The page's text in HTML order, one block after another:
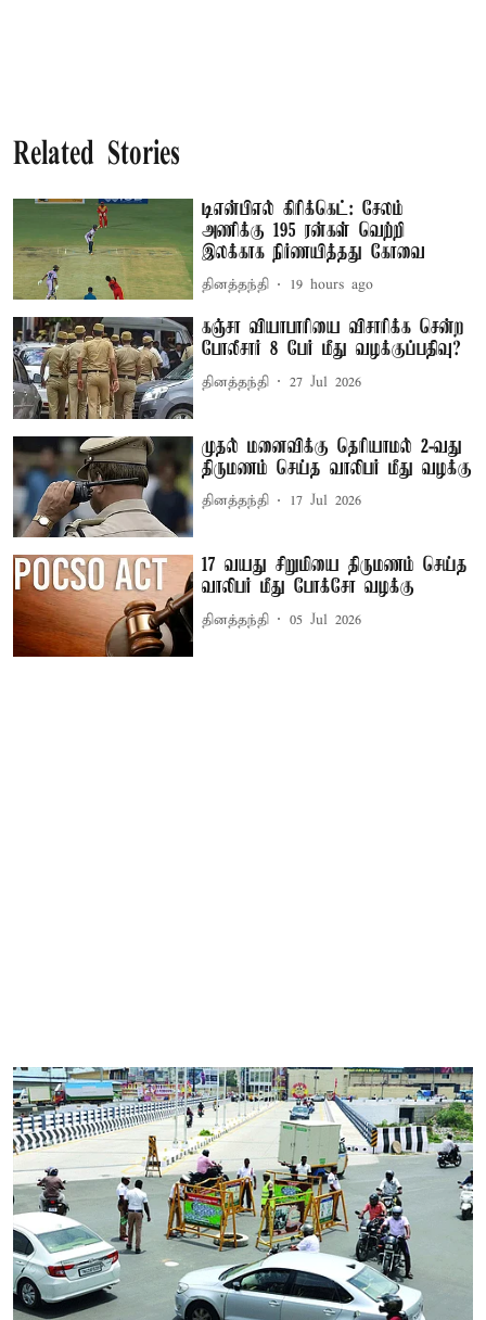
Related Stories
டிஎன்பிஎல் கிரிக்கெட்: சேலம்
அணிக்கு 195 ரன்கள் வெற்றி
இலக்காக நிர்ணயித்தது கோவை
தினத்தந்தி 19 hours ago
கஞ்சா வியாபாரியை விசாரிக்க சென்ற
போலீசார் 8 பேர் மீது வழக்குப்பதிவு?
தினத்தந்தி 27 Jul 2026
முதல் மனைவிக்கு தெரியாமல் 2-வது
திருமணம் செய்த வாலிபர் மீது வழக்கு
தினத்தந்தி 17 Jul 2026
17 வயது சிறுமியை திருமணம் செய்த
வாலிபர் மீது போக்சோ வழக்கு
தினத்தந்தி 05 Jul 2026